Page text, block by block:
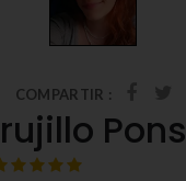
COMPARTIR :
Pons